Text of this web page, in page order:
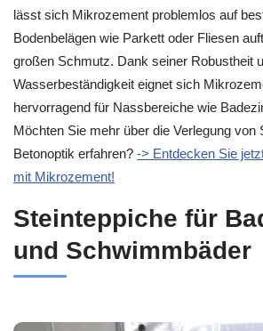
lässt sich Mikrozement problemlos auf
Bodenbelägen wie Parkett oder Fliesen
großen Schmutz. Dank seiner Robustheit
Wasserbeständigkeit eignet sich
hervorragend für Nassbereiche wie
Möchten Sie mehr über die Verlegung von
Betonoptik erfahren? -> Entdecken Sie
mit Mikrozement!
Steinteppiche für
und Schwimmbäder